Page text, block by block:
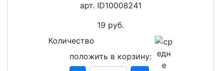
арт. ID10008241
19 руб.
Количество
положить в корзину: